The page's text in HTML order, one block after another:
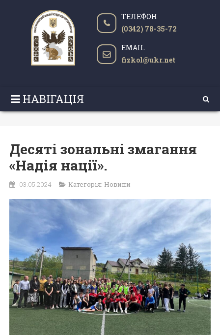
ТЕЛЕФОН
(0342) 78-35-72
EMAIL
fizkol@ukr.net
НАВІГАЦІЯ
Десяті зональні змагання
«Надія нації».
03.05.2024 Категорія: Новини